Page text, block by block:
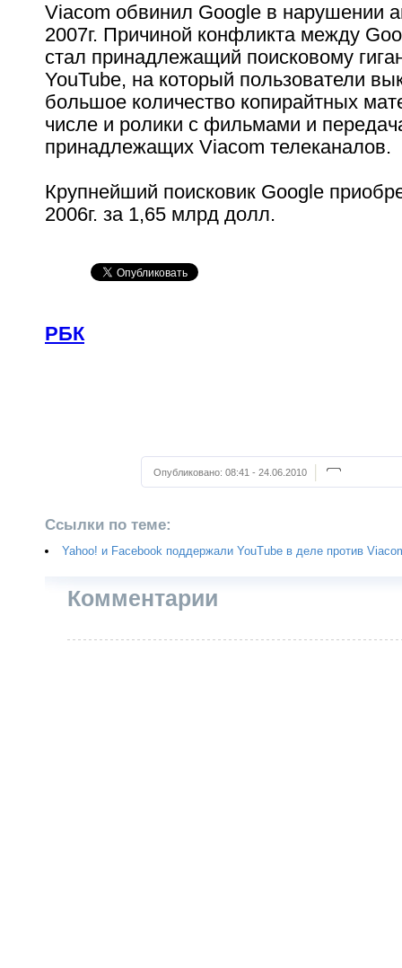
Viacom обвинил Google в нарушении
2007г. Причиной конфликта между
стал принадлежащий поисковому
YouTube, на который пользователи
большое количество копирайтных
числе и ролики с фильмами и
принадлежащих Viacom телеканалов.
Крупнейший поисковик Google
2006г. за 1,65 млрд долл.
РБК
Опубликовано: 08:41 - 24.06.2010
Ссылки по теме:
Yahoo! и Facebook поддержали YouTube в деле против
Комментарии